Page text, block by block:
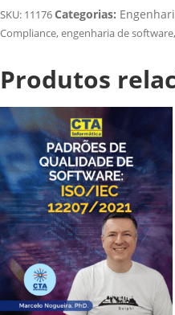
SKU: 11176 Categorias:
Compliance,engenharia de software,
Produtos